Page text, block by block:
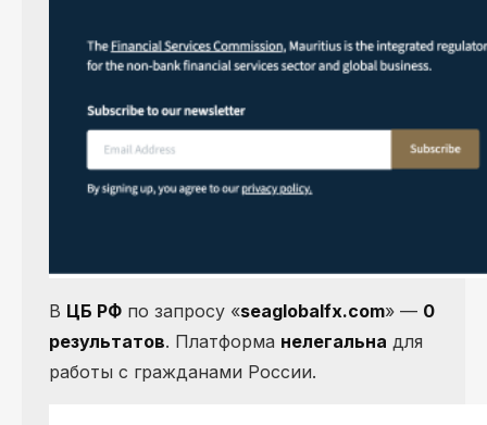
В ЦБ РФ по запросу «seaglobalfx.com» — 0
результатов. Платформа нелегальна для
работы с гражданами России.